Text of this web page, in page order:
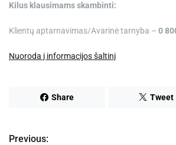
Kilus klausimams skambinti:
Klientų aptarnavimas/Avarinė tarnyba – 0
Nuoroda į informacijos šaltinį
Share Tweet
Previous: